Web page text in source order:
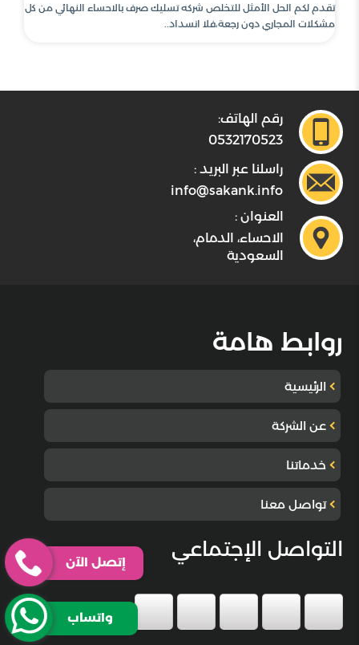
تقدم لكم الحل الأمثل للتخلص شركه تسليك صرف بالاحساء النهائي من كل
مشكلات المجاري دون رجعة،فلا انسداد..
رقم الهاتف:
0532170523
راسلنا عبر البريد :
info@sakank.info
العنوان :
الاحساء، الدمام،
السعودية
روابط هامة
الرئيسية
عن الشركة
خدماتنا
تواصل معنا
التواصل الإجتماعي
إتصل الآن
واتساب